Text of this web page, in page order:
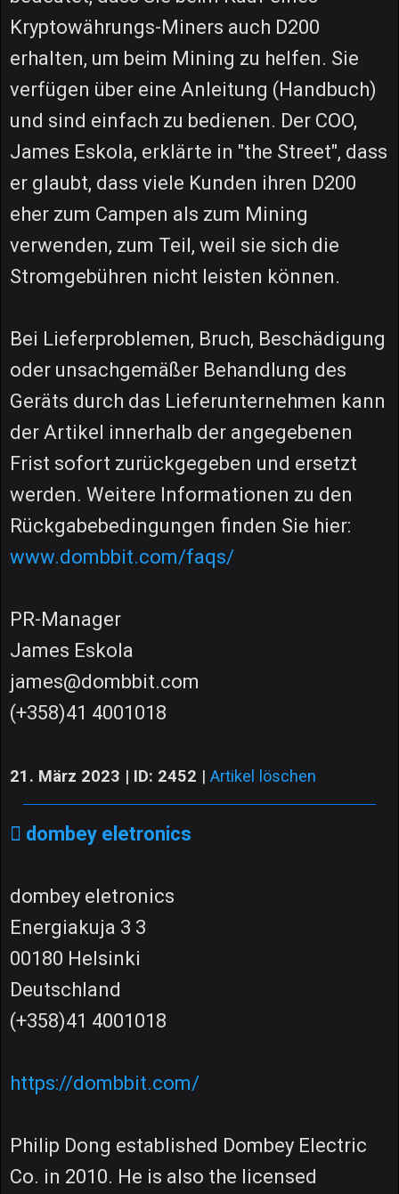
Kryptowährungs-Miners auch D200
erhalten, um beim Mining zu helfen. Sie
verfügen über eine Anleitung (Handbuch)
und sind einfach zu bedienen. Der COO,
James Eskola, erklärte in "the Street", dass
er glaubt, dass viele Kunden ihren D200
eher zum Campen als zum Mining
verwenden, zum Teil, weil sie sich die
Stromgebühren nicht leisten können.
Bei Lieferproblemen, Bruch, Beschädigung
oder unsachgemäßer Behandlung des
Geräts durch das Lieferunternehmen kann
der Artikel innerhalb der angegebenen
Frist sofort zurückgegeben und ersetzt
werden. Weitere Informationen zu den
Rückgabebedingungen finden Sie hier:
www.dombbit.com/faqs/
PR-Manager
James Eskola
james@dombbit.com
(+358)41 4001018
21. März 2023 | ID: 2452 | Artikel löschen
dombey eletronics
dombey eletronics
Energiakuja 3 3
00180 Helsinki
Deutschland
(+358)41 4001018
https://dombbit.com/
Philip Dong established Dombey Electric
Co. in 2010. He is also the licensed